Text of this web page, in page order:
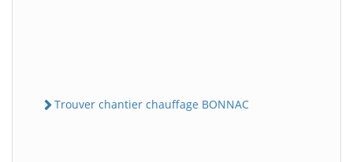
Trouver chantier chauffage BONNAC